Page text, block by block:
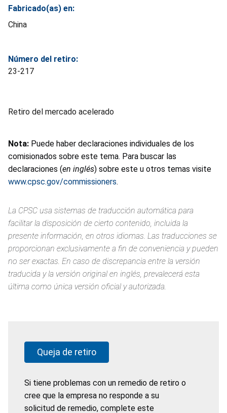
Fabricado(as) en:
China
Número del retiro:
23-217
Retiro del mercado acelerado
Nota: Puede haber declaraciones individuales de los
comisionados sobre este tema. Para buscar las
declaraciones (en inglés) sobre este u otros temas visite
www.cpsc.gov/commissioners.
La CPSC usa sistemas de traducción automática para
facilitar la disposición de cierto contenido, incluida la
presente información, en otros idiomas. Las traducciones se
proporcionan exclusivamente a fin de conveniencia y pueden
no ser exactas. En caso de discrepancia entre la versión
traducida y la versión original en inglés, prevalecerá esta
última como única versión oficial y autorizada.
Queja de retiro
Si tiene problemas con un remedio de retiro o
cree que la empresa no responde a su
solicitud de remedio, complete este